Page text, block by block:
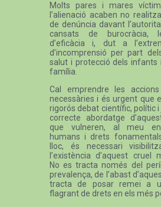
Molts pares i mares
l’alienació acaben no
de denúncia davant
cansats de burocràcia,
d’eficàcia i, dut a
d’incomprensió per part
salut i protecció dels infants
família.
Cal emprendre les
necessàries i és urgent que
rigorós debat científic, polític i
correcte abordatge
que vulneren, al meu
humans i drets
lloc, és necessari
l’existència d’aquest cruel
No es tracta només del
prevalença, de l’abast
tracta de posar remei a
flagrant de drets en els més